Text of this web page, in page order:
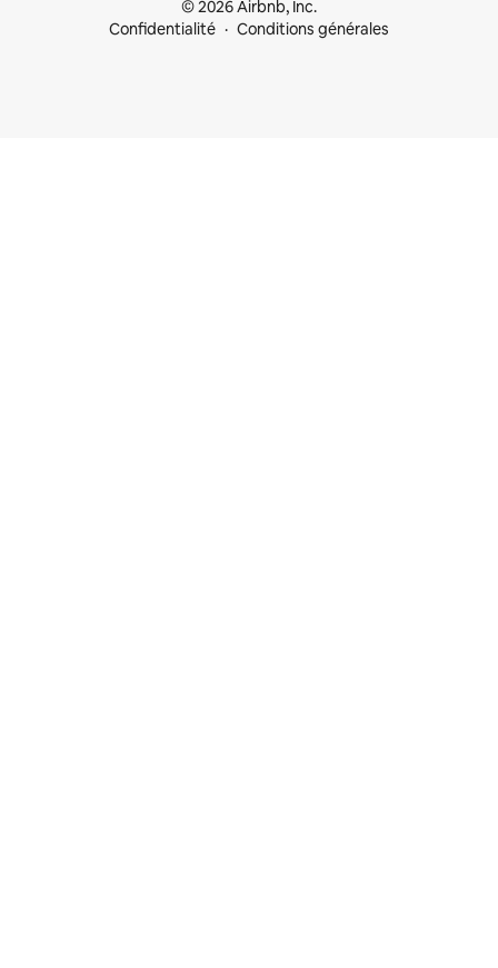
© 2026 Airbnb, Inc.
Confidentialité
Conditions générales